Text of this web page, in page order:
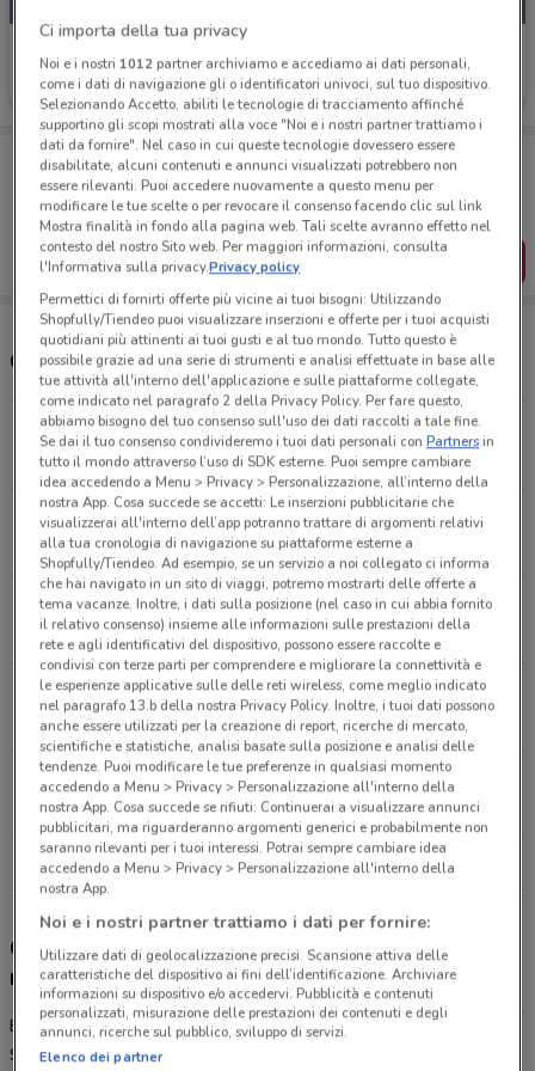
Eurospin
Scade domenica 392 m
Porta DoveConviene sempre con te!
Puoi trovare le migliori offerte dei negozi vicino a te,
salvarle e creare la tua lista del risparmio, comodamente
dal tuo cellulare.
SCARICA L’APP
Orari e Negozi Eurospin
Via Filosofi Spoleto
392 m
CHIUSO
Localit Madonna Di Lugo, 18/E Spoleto
1.7 km
CHIUSO
Strada Provinciale Tuderte Spoleto
8.5 km
CHIUSO
Via Valnerina Cerreto Di Spoleto
16.3 km
CHIUSO
S.P. 113 Tiberina, 25 Acquasparta
16.5 km
CHIUSO
Tutti i negozi Eurospin
Gli sconti del nuovo volantino Eurospin e i
negozi
Eurospin è presente in vari punti della città: lo trovi in Via Filosofi
Spoleto, Localit Madonna Di Lugo 18/E Spoleto, Strada Provinciale
Ci importa della tua privacy
Noi e i nostri 1012partner archiviamo e accediamo ai dati personali,
come i dati di navigazione gli o identificatori univoci, sul tuo dispositivo.
Selezionando Accetto, abiliti le tecnologie di tracciamento affinché
supportino gli scopi mostrati alla voce "Noi e i nostri partner trattiamo i
dati da fornire". Nel caso in cui queste tecnologie dovessero essere
disabilitate, alcuni contenuti e annunci visualizzati potrebbero non
essere rilevanti. Puoi accedere nuovamente a questo menu per
modificare le tue scelte o per revocare il consenso facendo clic sul link
Mostra finalità in fondo alla pagina web. Tali scelte avranno effetto nel
contesto del nostro Sito web. Per maggiori informazioni, consulta
l'Informativa sulla privacy.Privacy policy
Permettici di fornirti offerte più vicine ai tuoi bisogni: Utilizzando
Shopfully/Tiendeo puoi visualizzare inserzioni e offerte per i tuoi acquisti
quotidiani più attinenti ai tuoi gusti e al tuo mondo. Tutto questo è
possibile grazie ad una serie di strumenti e analisi effettuate in base alle
tue attività all'interno dell'applicazione e sulle piattaforme collegate,
come indicato nel paragrafo 2 della Privacy Policy. Per fare questo,
abbiamo bisogno del tuo consenso sull'uso dei dati raccolti a tale fine.
Se dai il tuo consenso condivideremo i tuoi dati personali conPartnersin
tutto il mondo attraverso l’uso di SDK esterne. Puoi sempre cambiare
idea accedendo a Menu > Privacy > Personalizzazione, all’interno della
nostra App. Cosa succede se accetti: Le inserzioni pubblicitarie che
visualizzerai all'interno dell’app potranno trattare di argomenti relativi
alla tua cronologia di navigazione su piattaforme esterne a
Shopfully/Tiendeo. Ad esempio, se un servizio a noi collegato ci informa
che hai navigato in un sito di viaggi, potremo mostrarti delle offerte a
tema vacanze. Inoltre, i dati sulla posizione (nel caso in cui abbia fornito
il relativo consenso) insieme alle informazioni sulle prestazioni della
rete e agli identificativi del dispositivo, possono essere raccolte e
condivisi con terze parti per comprendere e migliorare la connettività e
le esperienze applicative sulle delle reti wireless, come meglio indicato
nel paragrafo 13.b della nostra Privacy Policy. Inoltre, i tuoi dati possono
anche essere utilizzati per la creazione di report, ricerche di mercato,
scientifiche e statistiche, analisi basate sulla posizione e analisi delle
tendenze. Puoi modificare le tue preferenze in qualsiasi momento
accedendo a Menu > Privacy > Personalizzazione all'interno della
nostra App. Cosa succede se rifiuti: Continuerai a visualizzare annunci
pubblicitari, ma riguarderanno argomenti generici e probabilmente non
saranno rilevanti per i tuoi interessi. Potrai sempre cambiare idea
accedendo a Menu > Privacy > Personalizzazione all'interno della
nostra App.
Noi e i nostri partner trattiamo i dati per fornire:
Utilizzare dati di geolocalizzazione precisi. Scansione attiva delle
caratteristiche del dispositivo ai fini dell’identificazione. Archiviare
informazioni su dispositivo e/o accedervi. Pubblicità e contenuti
personalizzati, misurazione delle prestazioni dei contenuti e degli
annunci, ricerche sul pubblico, sviluppo di servizi.
Elenco dei partner